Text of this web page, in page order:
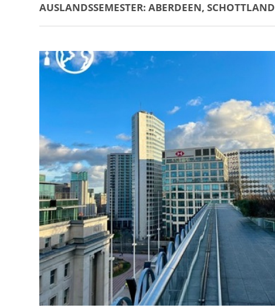
AUSLANDSSEMESTER: ABERDEEN, SCHOTTLAND